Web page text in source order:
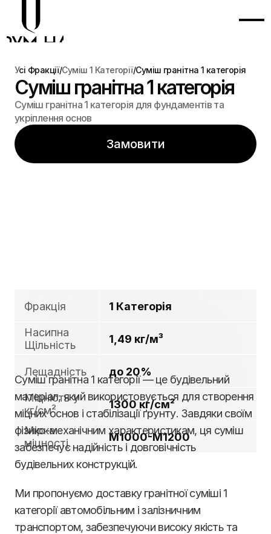
+(380) 068 000 04 05
info@quoroomnadra.com.ua
Про Нас
Каталог
Наші Дописи
Контакти
Усі Фракції/Суміш 1 Категорії/Суміш гранітна 1 категорія
Суміш гранітна 1 категорія
Суміш гранітна 1 категорія для фундаментів та
укріплення основ
Замовити
Насипна
Щільність
1,49 кг/м³
Лещадність до 20%
Міцність у
кг/см²
1300 кг/см²
Фракція 1 Категорія
Мірка
міцності
М1000-М1200
Суміш гранітна 1 категорії — це будівельний
матеріал, який використовується для створення
міцних основ і стабілізації ґрунту. Завдяки своїм
фізико-механічним характеристикам, ця суміш
забезпечує надійність і довговічність
будівельних конструкцій.
Ми пропонуємо доставку гранітної суміші 1
категорії автомобільним і залізничним
транспортом, забезпечуючи високу якість та